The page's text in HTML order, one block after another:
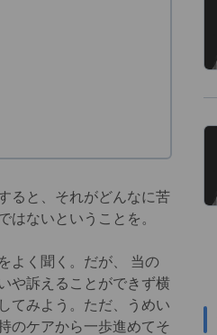
ると、それがどんなに苦
ないということを。
よく聞く。だが、 当の
や訴えることができず横
てみよう。ただ、うめい
のケアから一歩進めてそ